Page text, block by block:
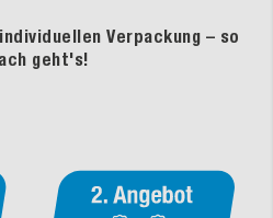
Verpackung – so
geht's!